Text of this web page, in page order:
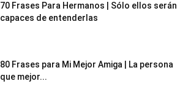
70 Frases Para Hermanos | Sólo ellos serán
capaces de entenderlas
80 Frases para Mi Mejor Amiga | La persona
que mejor...